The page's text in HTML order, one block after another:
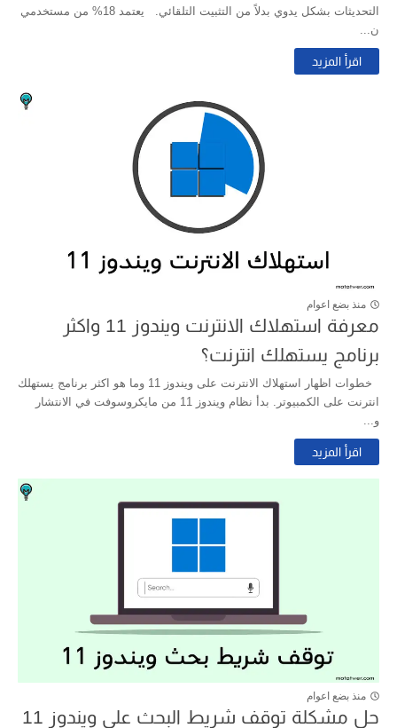
التحديثات بشكل يدوي بدلاً من التثبيت التلقائي. يعتمد 18% من مستخدمي
ن...
اقرأ المزيد
منذ بضع اعوام
معرفة استهلاك الانترنت ويندوز 11 واكثر
برنامج يستهلك انترنت؟
خطوات اظهار استهلاك الانترنت على ويندوز 11 وما هو اكثر برنامج يستهلك
انترنت على الكمبيوتر. بدأ نظام ويندوز 11 من مايكروسوفت في الانتشار
و...
اقرأ المزيد
منذ بضع اعوام
حل مشكلة توقف شريط البحث على ويندوز 11